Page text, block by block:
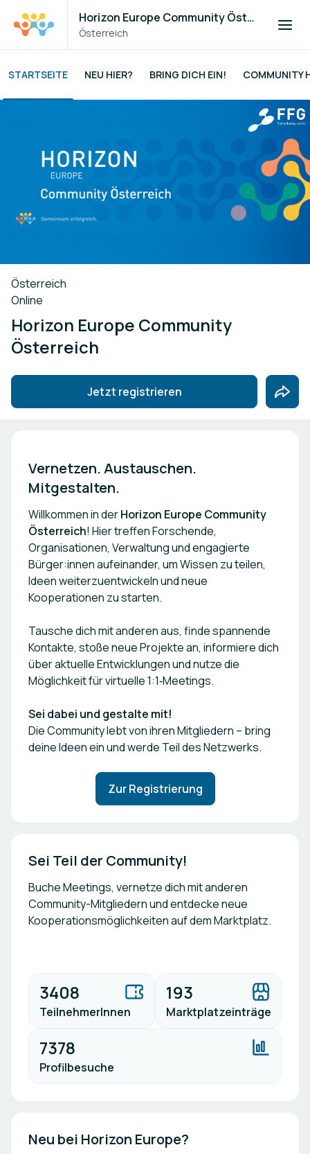
Horizon Europe Community Österreich
Österreich
STARTSEITE NEU HIER? BRING DICH EIN! COMMUNITY
Österreich
Online
Horizon Europe Community
Österreich
Jetzt registrieren
Vernetzen. Austauschen.
Mitgestalten.
Willkommen in derHorizon Europe Community
Österreich! Hier treffen Forschende,
Organisationen, Verwaltung und engagierte
Bürger:innen aufeinander, um Wissen zu teilen,
Ideen weiterzuentwickeln und neue
Kooperationen zu starten.
Tausche dich mit anderen aus, finde spannende
Kontakte, stoße neue Projekte an, informiere dich
über aktuelle Entwicklungen und nutze die
Möglichkeit für virtuelle 1:1‑Meetings.
Sei dabei und gestalte mit!
Die Community lebt von ihren Mitgliedern – bring
deine Ideen ein und werde Teil des Netzwerks.
Zur Registrierung
Sei Teil der Community!
Buche Meetings, vernetze dich mit anderen
Community-Mitgliedern und entdecke neue
Kooperationsmöglichkeiten auf dem Marktplatz.
3408
TeilnehmerInnen
193
Marktplatzeinträge
7378
Profilbesuche
Neu bei Horizon Europe?